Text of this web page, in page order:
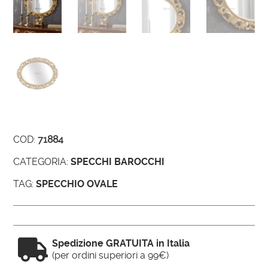
COD:71884
CATEGORIA:SPECCHI BAROCCHI
TAG:SPECCHIO OVALE
 Spedizione GRATUITA in Italia
(per ordini superiori a 99€)